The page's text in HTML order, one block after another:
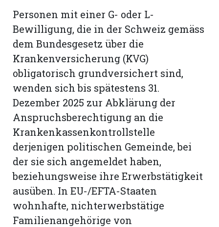
Personen mit einer G- oder L-
Bewilligung, die in der Schweiz gemäss
dem Bundesgesetz über die
Krankenversicherung (KVG)
obligatorisch grundversichert sind,
wenden sich bis spätestens 31.
Dezember 2025 zur Abklärung der
Anspruchsberechtigung an die
Krankenkassenkontrollstelle
derjenigen politischen Gemeinde, bei
der sie sich angemeldet haben,
beziehungsweise ihre Erwerbstätigkeit
ausüben. In EU-/EFTA-Staaten
wohnhafte, nichterwerbstätige
Familienangehörige von